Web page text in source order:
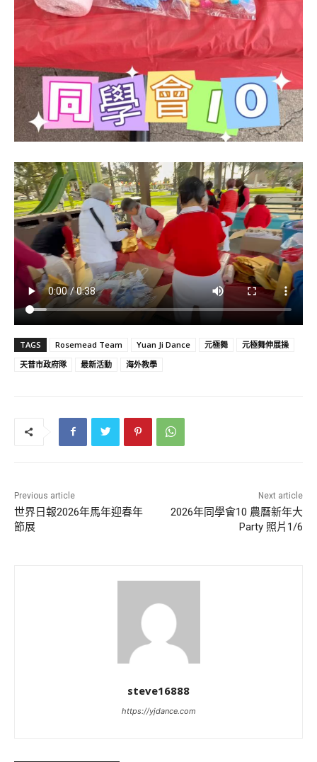
TAGS Rosemead Team Yuan Ji Dance 元極舞
元極舞伸展操
天普市政府隊
最新活動 海外教學
Previous article
世界日報2026年馬年迎春年
節展
Next article
2026年同學會10 農曆新年大
Party 照片1/6
steve16888
https://yjdance.com